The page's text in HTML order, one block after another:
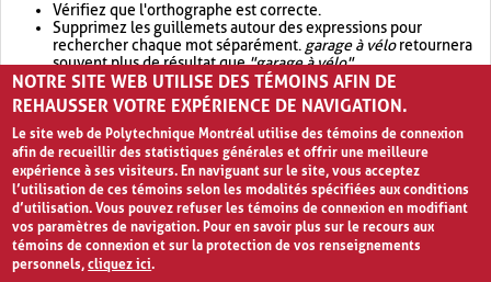
Vérifiez que l'orthographe est correcte.
Supprimez les guillemets autour des expressions pour
rechercher chaque mot séparément. garage à véloretournera
souvent plus de résultat que"garage à vélo".
Envisagez d'élargir votre recherche avec OR.garage OR vélo
retournera souvent plus de résultat quegarage à vélo
NOTRE SITE WEB UTILISE DES TÉMOINS AFIN DE
REHAUSSER VOTRE EXPÉRIENCE DE NAVIGATION.
Le site web de Polytechnique Montréal utilise des témoins de connexion
afin de recueillir des statistiques générales et offrir une meilleure
expérience à ses visiteurs. En naviguant sur le site, vous acceptez
l’utilisation de ces témoins selon les modalités spécifiées aux conditions
d’utilisation. Vous pouvez refuser les témoins de connexion en modifiant
vos paramètres de navigation. Pour en savoir plus sur le recours aux
témoins de connexion et sur la protection de vos renseignements
personnels,cliquez ici.